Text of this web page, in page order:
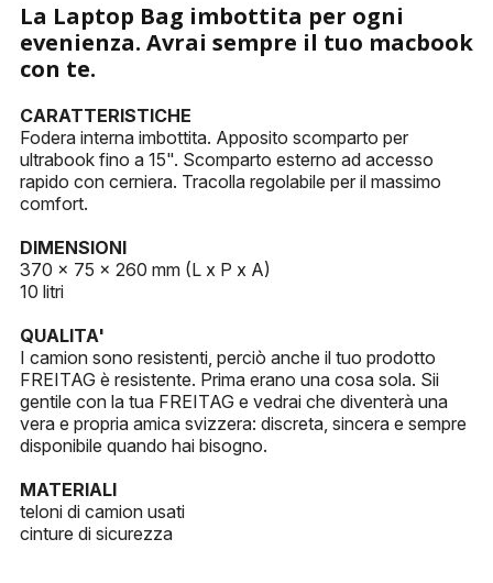
La Laptop Bag imbottita per ogni
evenienza. Avrai sempre il tuo macbook
con te.
CARATTERISTICHE
Fodera interna imbottita. Apposito scomparto per
ultrabook fino a 15". Scomparto esterno ad accesso
rapido con cerniera. Tracolla regolabile per il massimo
comfort.
DIMENSIONI
370 x 75 x 260 mm (L x P x A)
10 litri
QUALITA'
I camion sono resistenti, perciò anche il tuo prodotto
FREITAG è resistente. Prima erano una cosa sola. Sii
gentile con la tua FREITAG e vedrai che diventerà una
vera e propria amica svizzera: discreta, sincera e sempre
disponibile quando hai bisogno.
MATERIALI
teloni di camion usati
cinture di sicurezza